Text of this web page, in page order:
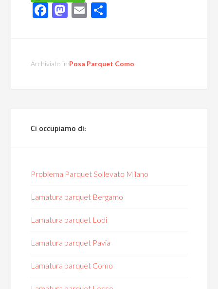
Facebook
Mastodon
Email
Archiviato in:Posa Parquet Como
Ci occupiamo di:
Problema Parquet Sollevato Milano
Lamatura parquet Bergamo
Lamatura parquet Lodi
Lamatura parquet Pavia
Lamatura parquet Como